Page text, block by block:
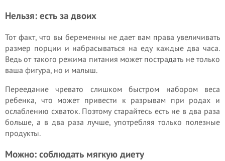
Нельзя: есть за двоих
Тот факт, что вы беременны не дает вам права увеличивать
размер порции и набрасываться на еду каждые два часа.
Ведь от такого режима питания может пострадать не только
ваша фигура, но и малыш.
Переедание чревато слишком быстром набором веса
ребенка, что может привести к разрывам при родах и
ослаблению схваток. Поэтому старайтесь есть не в два раза
больше, а в два раза лучше, употребляя только полезные
продукты.
Можно: соблюдать мягкую диету